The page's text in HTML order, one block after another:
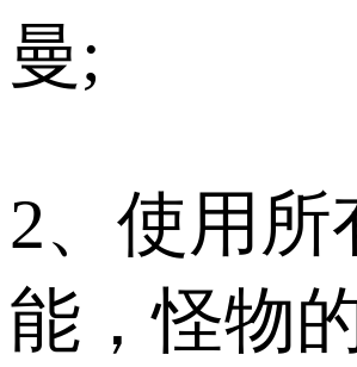
曼;
2、使用所
能，怪物